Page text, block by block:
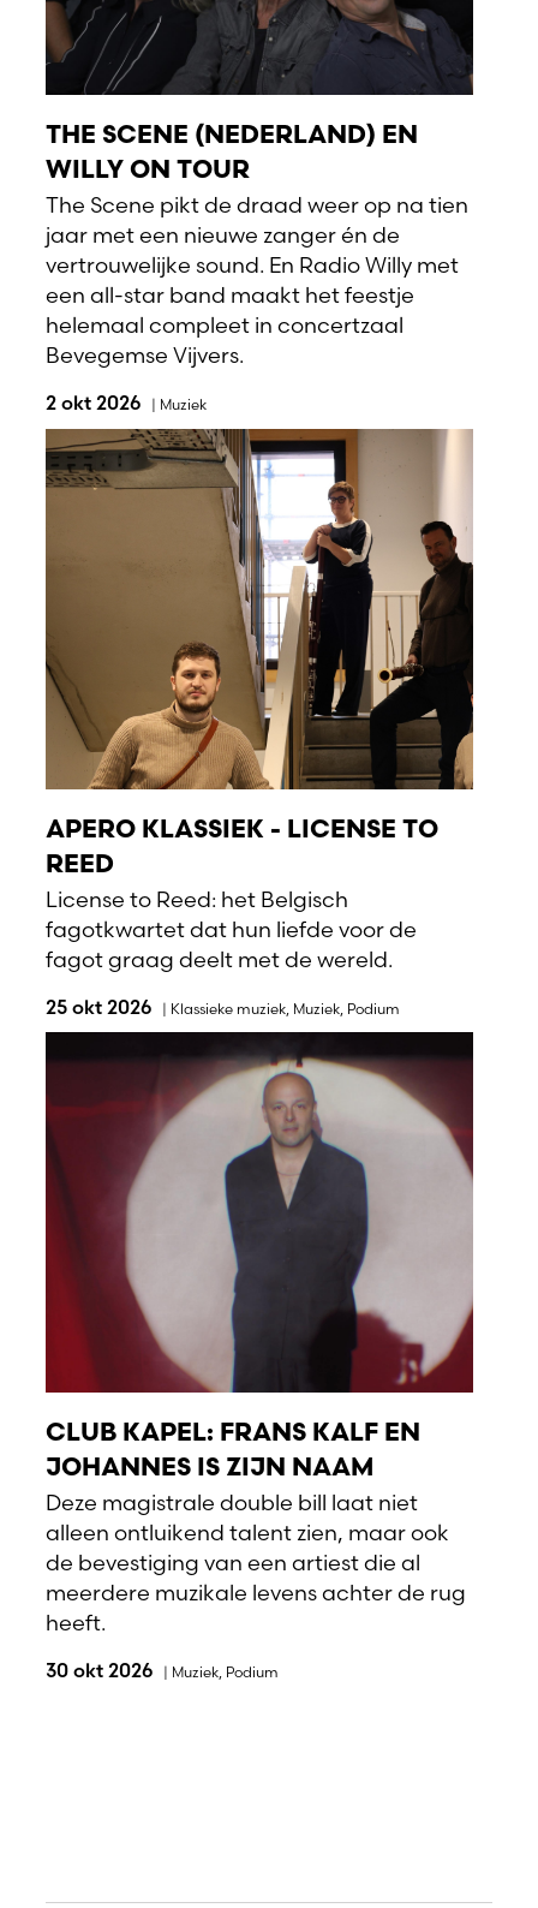
THE SCENE (NEDERLAND) EN
WILLY ON TOUR
The Scene pikt de draad weer op na tien
jaar met een nieuwe zanger én de
vertrouwelijke sound. En Radio Willy met
een all-star band maakt het feestje
helemaal compleet in concertzaal
Bevegemse Vijvers.
2 okt 2026 | Muziek
APERO KLASSIEK - LICENSE TO
REED
License to Reed: het Belgisch
fagotkwartet dat hun liefde voor de
fagot graag deelt met de wereld.
25 okt 2026 | Klassieke muziek Muziek Podium
CLUB KAPEL: FRANS KALF EN
JOHANNES IS ZIJN NAAM
Deze magistrale double bill laat niet
alleen ontluikend talent zien, maar ook
de bevestiging van een artiest die al
meerdere muzikale levens achter de rug
heeft.
30 okt 2026 | Muziek, Podium